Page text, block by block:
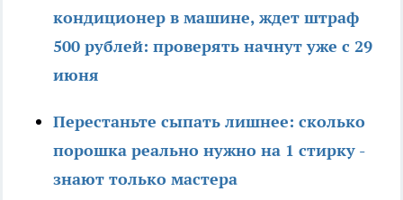
кондиционер в машине, ждет штраф
500 рублей: проверять начнут уже с 29
июня
Перестаньте сыпать лишнее: сколько
порошка реально нужно на 1 стирку -
знают только мастера